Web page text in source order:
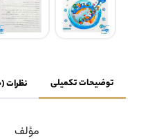
توضیحات تکمیلی نظرات (0)
مؤلف